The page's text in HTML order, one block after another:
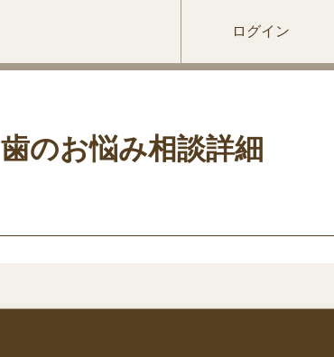
ログイン
歯のお悩み相談詳細